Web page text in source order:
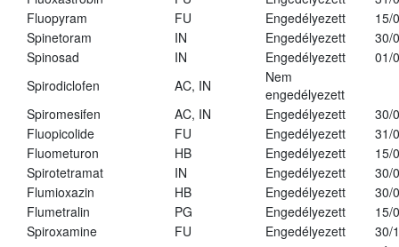
Fluopyram
FU Engedélyezett
15/
Spinetoram
IN Engedélyezett
30/
Spinosad
IN Engedélyezett
01/
Spirodiclofen
AC, IN
Nem
engedélyezett
Spiromesifen
AC, IN Engedélyezett
30/
Fluopicolide
FU Engedélyezett
31/
Fluometuron
HB Engedélyezett
15/
Spirotetramat
IN Engedélyezett
30/
Flumioxazin
HB Engedélyezett
30/
Flumetralin
PG Engedélyezett
15/
Spiroxamine
FU Engedélyezett
30/